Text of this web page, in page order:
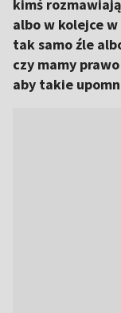
kimś
albo w kolejce
tak samo źle
czy mamy
aby takie